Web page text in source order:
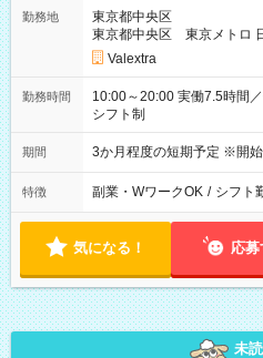
勤務地
東京都中央区
東京都中央区 東京メトロ
Valextra
勤務時間
10:00～20:00 実働7.5時間／休憩1.5時間 営業時間に合わせた
シフト制
期間 3か月程度の短期予定 ※開
特徴 副業・WワークOK / シフト
気になる！ 応募
未読